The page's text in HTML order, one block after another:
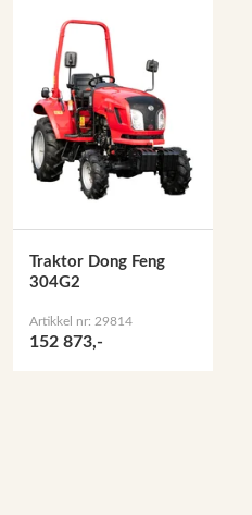
Traktor Dong Feng
304G2
Artikkel nr: 29814
152 873,-